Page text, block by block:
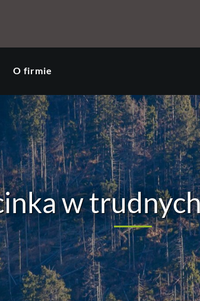
O firmie
w